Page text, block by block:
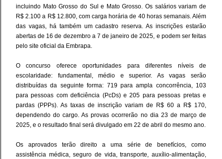
incluindo Mato Grosso do Sul e Mato Grosso. Os salários variam de
R$ 2.100 a R$ 12.800, com carga horária de 40 horas semanais. Além
das vagas, há também um cadastro reserva. As inscrições estarão
abertas de 16 de dezembro a 7 de janeiro de 2025, e podem ser feitas
pelo site oficial da Embrapa.
O concurso oferece oportunidades para diferentes níveis de
escolaridade: fundamental, médio e superior. As vagas serão
distribuídas da seguinte forma: 719 para ampla concorrência, 103
para pessoas com deficiência (PcDs) e 205 para pessoas pretas e
pardas (PPPs). As taxas de inscrição variam de R$ 60 a R$ 170,
dependendo do cargo. As provas ocorrerão no dia 23 de março de
2025, e o resultado final será divulgado em 22 de abril do mesmo ano.
Os aprovados terão direito a uma série de benefícios, como
assistência médica, seguro de vida, transporte, auxílio-alimentação,